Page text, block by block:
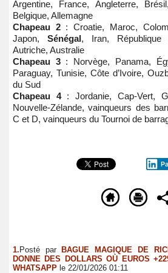
Argentine, France, Angleterre,
Belgique, Allemagne
Chapeau 2: Croatie, Maroc,
Japon, Sénégal, Iran, République
Autriche, Australie
Chapeau 3: Norvège, Panama,
Paraguay, Tunisie, Côte d’Ivoire,
du Sud
Chapeau 4: Jordanie, Cap-Vert,
Nouvelle-Zélande, vainqueurs des
C et D, vainqueurs du Tournoi de
1. Posté par
BAGUE MAGIQUE DE
DONNE DES DOLLARS OÙ EUROS
WHATSAPP le 22/01/2026 01:11